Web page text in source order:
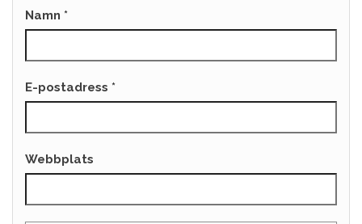
Namn *
E-postadress *
Webbplats